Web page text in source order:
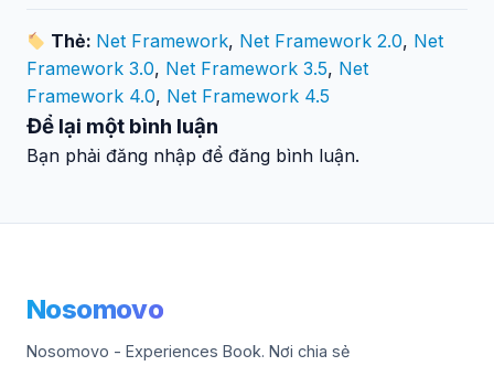
Thẻ: Net Framework, Net Framework 2.0, Net
Framework 3.0, Net Framework 3.5, Net
Framework 4.0, Net Framework 4.5
Để lại một bình luận
Bạn phải đăng nhập để đăng bình luận.
Nosomovo
Nosomovo - Experiences Book. Nơi chia sẻ